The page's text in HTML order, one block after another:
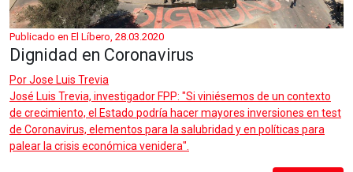
Publicado en El Líbero, 28.03.2020
Dignidad en Coronavirus
PorJose Luis Trevia
José Luis Trevia, investigador FPP: "Si viniésemos de un contexto
de crecimiento, el Estado podría hacer mayores inversiones en test
de Coronavirus, elementos para la salubridad y en políticas para
palear la crisis económica venidera".